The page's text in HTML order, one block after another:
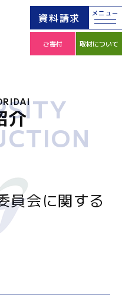
資料請求 メニュー
ご寄付 取材について
介
員会に関する